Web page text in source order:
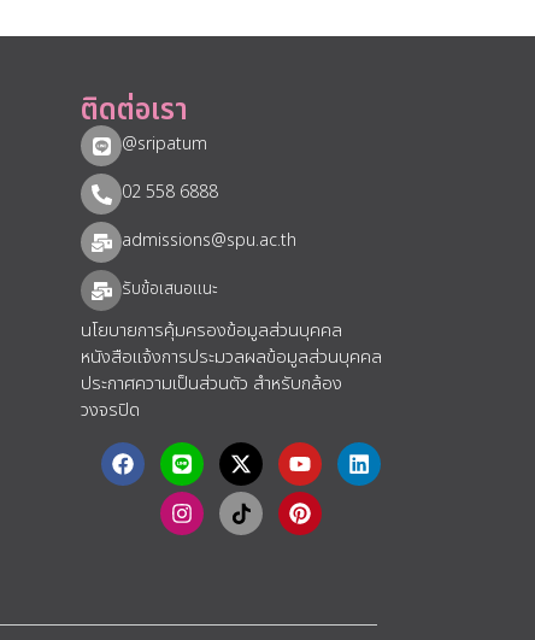
ติดต่อเรา
@sripatum
02 558 6888
admissions@spu.ac.th
รับข้อเสนอแนะ​
นโยบายการคุ้มครองข้อมูลส่วนบุคคล
หนังสือแจ้งการประมวลผลข้อมูลส่วนบุคคล
ประกาศความเป็นส่วนตัว สำหรับกล้อง
วงจรปิด